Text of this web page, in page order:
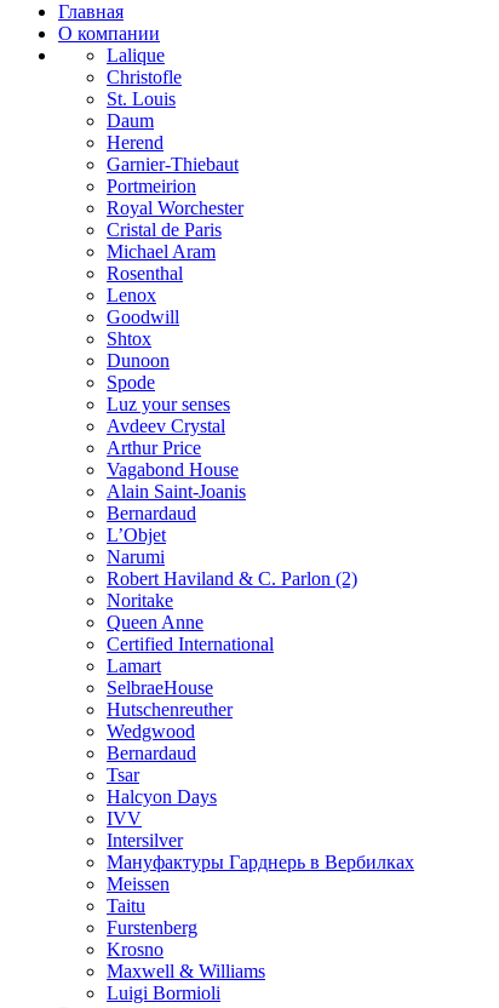
Главная
О компании
Lalique
Christofle
St. Louis
Daum
Herend
Garnier-Thiebaut
Portmeirion
Royal Worchester
Cristal de Paris
Michael Aram
Rosenthal
Lenox
Goodwill
Shtox
Dunoon
Spode
Luz your senses
Avdeev Crystal
Arthur Price
Vagabond House
Alain Saint-Joanis
Bernardaud
L’Objet
Narumi
Robert Haviland & C. Parlon (2)
Noritakе
Queen Anne
Certified International
Lamart
SelbraeHouse
Hutschenreuther
Wedgwood
Bernardaud
Tsar
Halcyon Days
IVV
Intersilver
Мануфактуры Гарднерь в Вербилках
Meissen
Taitu
Furstenberg
Krosno
Maxwell & Williams
Luigi Bormioli